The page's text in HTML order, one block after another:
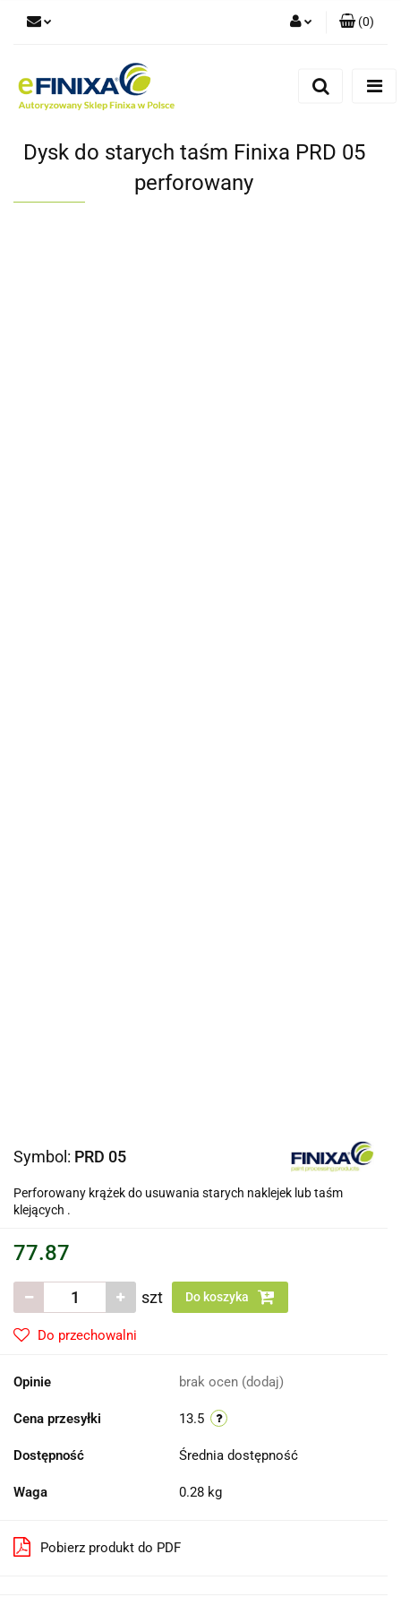
(0)
Dysk do starych taśm Finixa PRD 05
perforowany
Symbol: PRD 05
Perforowany krążek do usuwania starych naklejek lub taśm
klejących .
77.87
szt Do koszyka
Do przechowalni
Opinie brak ocen (dodaj)
Cena przesyłki 13.5
Dostępność Średnia dostępność
Waga 0.28 kg
Pobierz produkt do PDF